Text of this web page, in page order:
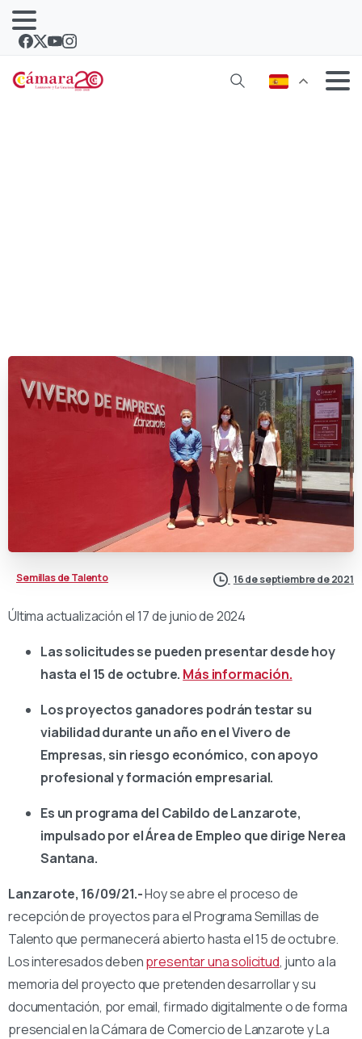
Semillas de Talento 16 de septiembre de 2021
Última actualización el 17 de junio de 2024
Las solicitudes se pueden presentar desde hoy
hasta el 15 de octubre. Más información.
Los proyectos ganadores podrán testar su
viabilidad durante un año en el Vivero de
Empresas, sin riesgo económico, con apoyo
profesional y formación empresarial.
Es un programa del Cabildo de Lanzarote,
impulsado por el Área de Empleo que dirige Nerea
Santana.
Lanzarote, 16/09/21.-Hoy se abre el proceso de
recepción de proyectos para el Programa Semillas de
Talento que permanecerá abierto hasta el 15 de octubre.
Los interesados debenpresentar una solicitud, junto a la
memoria del proyecto que pretenden desarrollar y su
documentación, por email, firmado digitalmente o de forma
presencial en la Cámara de Comercio de Lanzarote y La